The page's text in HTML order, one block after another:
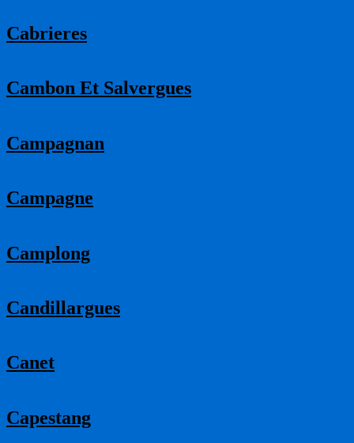
Cabrieres
Cambon Et Salvergues
Campagnan
Campagne
Camplong
Candillargues
Canet
Capestang